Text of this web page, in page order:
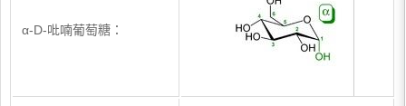
α-D-吡喃葡萄糖：